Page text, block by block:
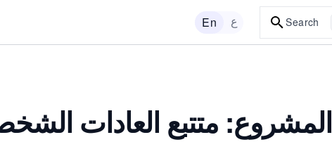
En ع Search
المشروع: متتبع العادات